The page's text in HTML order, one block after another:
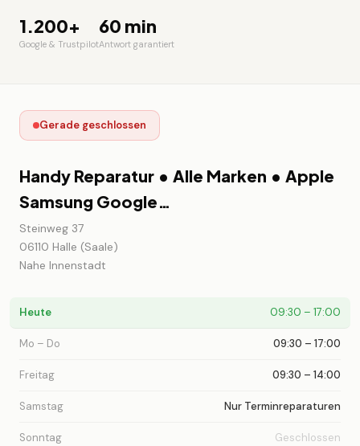
1.200+
Google & Trustpilot
60 min
Antwort garantiert
Gerade geschlossen
Handy Reparatur • Alle Marken • Apple
Samsung Google…
Steinweg 37
06110 Halle (Saale)
Nahe Innenstadt
Heute 09:30 – 17:00
Mo – Do 09:30 – 17:00
Freitag 09:30 – 14:00
Samstag Nur Terminreparaturen
Sonntag Geschlossen